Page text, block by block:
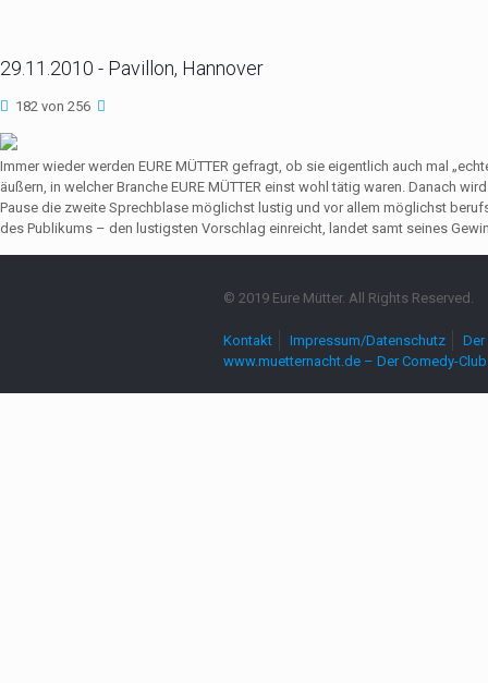
29.11.2010 - Pavillon, Hannover
182 von 256
Immer wieder werden EURE MÜTTER gefragt, ob sie eigentlich auch mal
äußern, in welcher Branche EURE MÜTTER einst wohl tätig waren. Danach
Pause die zweite Sprechblase möglichst lustig und vor allem möglichst
des Publikums – den lustigsten Vorschlag einreicht, landet samt seines
© 2019 Eure Mütter. All Rights Reserved.
Kontakt Impressum/Datenschutz
www.muetternacht.de – Der Comedy-Club